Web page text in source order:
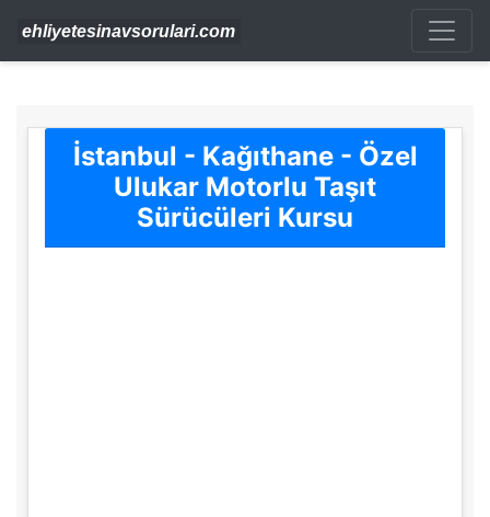
İstanbul - Kağıthane - Özel
Ulukar Motorlu Taşıt
Sürücüleri Kursu